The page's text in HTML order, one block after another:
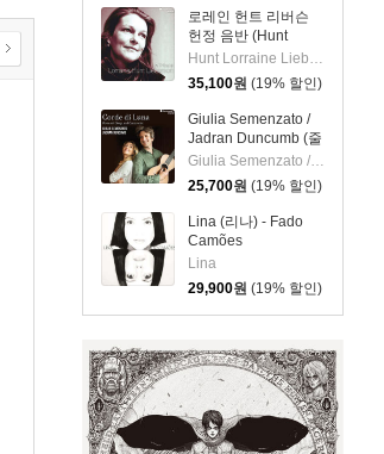
로레인 헌트 리버슨
헌정 음반 (Hunt
Lorraine Lieberson
Tribute)
Hunt Lorraine Lieberson
35,100원 (19% 할인)
Giulia Semenzato /
Jadran Duncumb (줄
리아 세멘자토 / 자드
란 둔쿰브) - 낭만 가
곡과 칸초네타
(Romantics Songs
And Canzonette)
Giulia Semenzato / Jadran Duncumb
25,700원 (19% 할인)
Lina (리나) - Fado
Camões
Lina
29,900원 (19% 할인)